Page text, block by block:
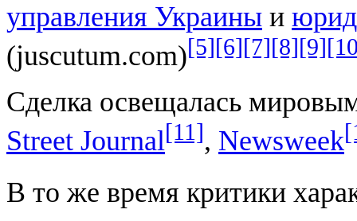
управления Украины и
(juscutum.com)[5][6][7][8][9]
Сделка освещалась
Street Journal[11], Newsweek
В то же время критики